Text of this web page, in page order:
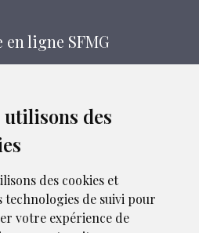
utilisons des
des cookies et
technologies de suivi pour
votre expérience de
ligne SFMG
et payer ses cotisations en ligne,
en ligne
SFMG
e-learning, présentiels,